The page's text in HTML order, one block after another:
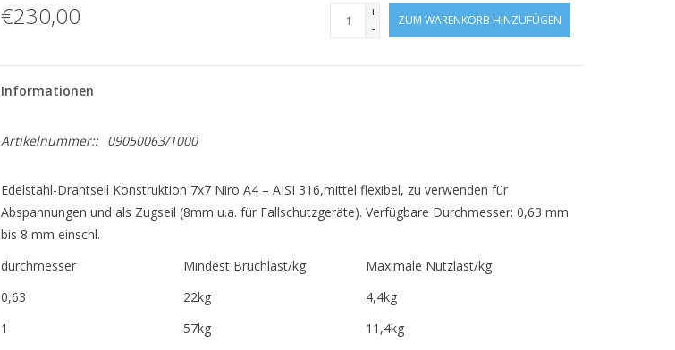
€230,00
+
-
ZUM WARENKORB HINZUFÜGEN
Informationen
Artikelnummer:: 09050063/1000
Edelstahl-Drahtseil Konstruktion 7x7 Niro A4 – AISI 316,mittel flexibel, zu verwenden für
Abspannungen und als Zugseil (8mm u.a. für Fallschutzgeräte). Verfügbare Durchmesser: 0,63 mm
bis 8 mm einschl.
durchmesser
Mindest Bruchlast/kg
Maximale Nutzlast/kg
0,63
22kg
4,4kg
1
57kg
11,4kg